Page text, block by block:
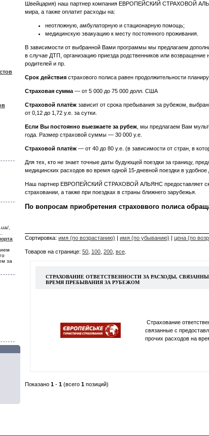
,
за
Швейцария) наш партнер компания ЕВРОПЕЙСКИЙ СТРАХОВОЙ
мира, а также оплатит расходы на:
неотложную, амбулаторную и стационарную помощь;
медицинскую эвакуацию к месту постоянного проживания.
В зависимости от выбранной Вами программы мы предлагаем
в случае ДТП, организацию приезда родственников или
родителей и пр.
Срок действия страхового полиса равен продолжительности
Страховая сумма — от 5 000 до 75 000 долл. США
Страховой платёж зависит от срока пребывания за рубежом,
от 0,12 до 1,72 у.е. за сутки.
Если Вы постоянно выезжаете за рубеж , мы предлагаем Вам
года. Размер страховой суммы — 30 000 у.е.
Страховой платёж — от 40 до 80 у.е. (в зависимости от стран, в
Для тех, кто не знает точные даты будующей поездки за границу,
медицинских расходов во время одной 15-дневной поездки в
Наш партнер ЕВРОПЕЙСКИЙ СТРАХОВОЙ АЛЬЯНС предоставляет
страховании, а также при поездках в страны ближнего зарубежья.
По вопросам приобретения страховвого полиса
Сортировка: имя (по возрастанию) | имя (по убыванию) | цена (по
Товаров на странице: 50 100 200 все
CТРАХОВАНИЕ ОТВЕТСТВЕННОСТИ ЗА РАСХОДЫ,
ВРЕМЯ ПРЕБЫВАНИЯ ЗА РУБЕЖОМ
Cтрахование
связанные с
прочих расходов на
Показано 1 - 1 (всего 1 позиций)